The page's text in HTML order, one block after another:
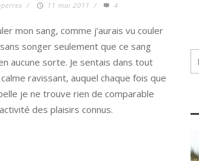
/ 11 mai 2011 / 4
mon sang, comme j’aurais vu couler
songer seulement que ce sang
aucune sorte. Je sentais dans tout
ravissant, auquel chaque fois que
je ne trouve rien de comparable
des plaisirs connus.